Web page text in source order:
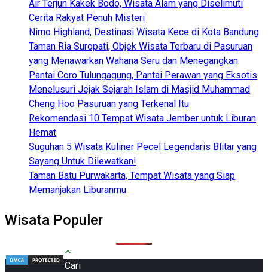
Air Terjun Kakek Bodo, Wisata Alam yang Diselimuti
Cerita Rakyat Penuh Misteri
Nimo Highland, Destinasi Wisata Kece di Kota Bandung
Taman Ria Suropati, Objek Wisata Terbaru di Pasuruan
yang Menawarkan Wahana Seru dan Menegangkan
Pantai Coro Tulungagung, Pantai Perawan yang Eksotis
Menelusuri Jejak Sejarah Islam di Masjid Muhammad
Cheng Hoo Pasuruan yang Terkenal Itu
Rekomendasi 10 Tempat Wisata Jember untuk Liburan
Hemat
Suguhan 5 Wisata Kuliner Pecel Legendaris Blitar yang
Sayang Untuk Dilewatkan!
Taman Batu Purwakarta, Tempat Wisata yang Siap
Memanjakan Liburanmu
Wisata Populer
Cari